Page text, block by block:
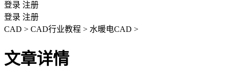
登录 注册
登录 注册
CAD > CAD行业教程 > 水暖电CAD >
文章详情